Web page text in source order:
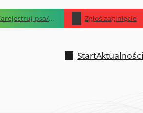
Zarejestruj psa/kota Zgłoś zaginięcie
StartAktualności